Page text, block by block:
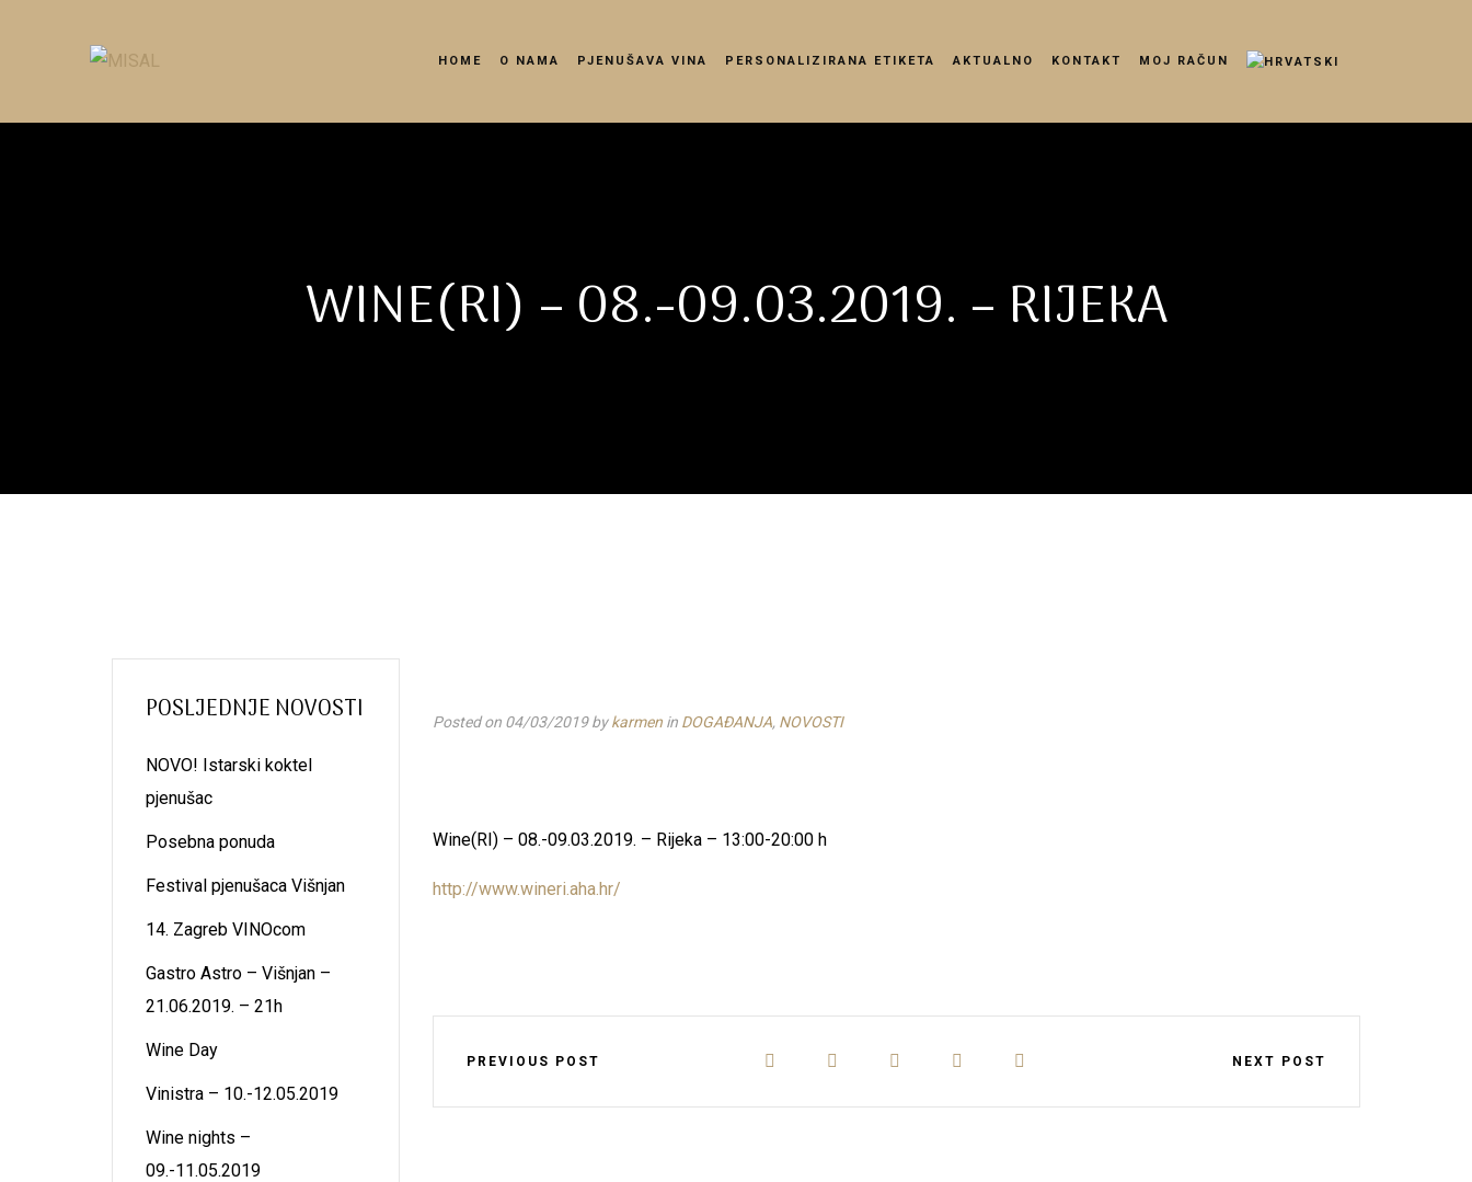
HOME O NAMA PJENUŠAVA VINA PERSONALIZIRANA ETIKETA AKTUALNO KONTAKT MOJ RAČUN
WINE(RI) – 08.-09.03.2019. – RIJEKA
Posted on 04/03/2019bykarmenin DOGAĐANJA, NOVOSTI
Wine(RI) – 08.-09.03.2019. – Rijeka – 13:00-20:00 h
http://www.wineri.aha.hr/
PREVIOUS POST NEXT POST
POSLJEDNJE NOVOSTI
NOVO! Istarski koktel
pjenušac
Posebna ponuda
Festival pjenušaca Višnjan
14. Zagreb VINOcom
Gastro Astro – Višnjan –
21.06.2019. – 21h
Wine Day
Vinistra – 10.-12.05.2019
Wine nights –
09.-11.05.2019